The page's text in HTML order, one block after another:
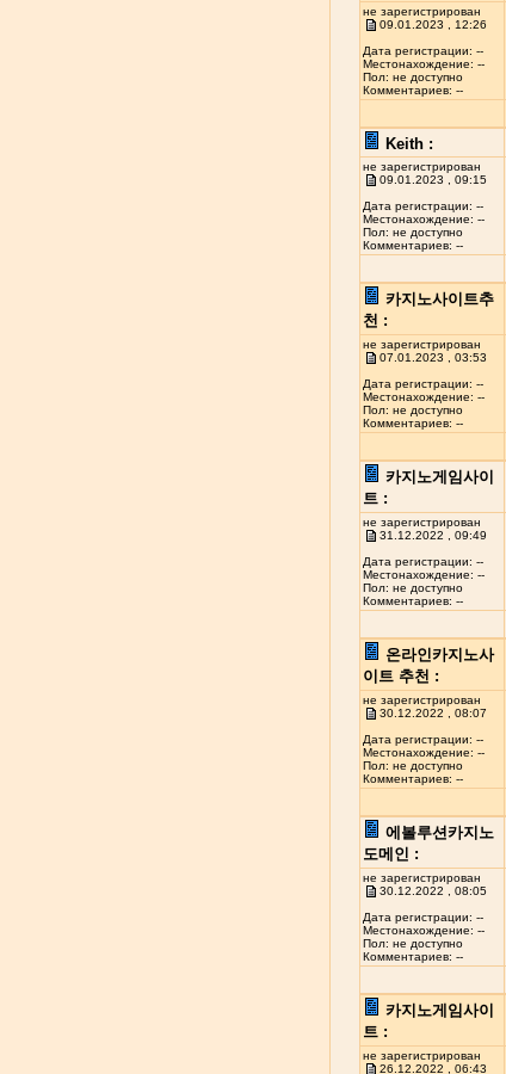
не зарегистрирован
09.01.2023 , 12:26
Дата регистрации: --
Местонахождение: --
Пол: не доступно
Комментариев: --
Keith :
не зарегистрирован
09.01.2023 , 09:15
Дата регистрации: --
Местонахождение: --
Пол: не доступно
Комментариев: --
카지노사이트추
천 :
не зарегистрирован
07.01.2023 , 03:53
Дата регистрации: --
Местонахождение: --
Пол: не доступно
Комментариев: --
카지노게임사이
트 :
не зарегистрирован
31.12.2022 , 09:49
Дата регистрации: --
Местонахождение: --
Пол: не доступно
Комментариев: --
온라인카지노사
이트 추천 :
не зарегистрирован
30.12.2022 , 08:07
Дата регистрации: --
Местонахождение: --
Пол: не доступно
Комментариев: --
에볼루션카지노
도메인 :
не зарегистрирован
30.12.2022 , 08:05
Дата регистрации: --
Местонахождение: --
Пол: не доступно
Комментариев: --
카지노게임사이
트 :
не зарегистрирован
26.12.2022 , 06:43